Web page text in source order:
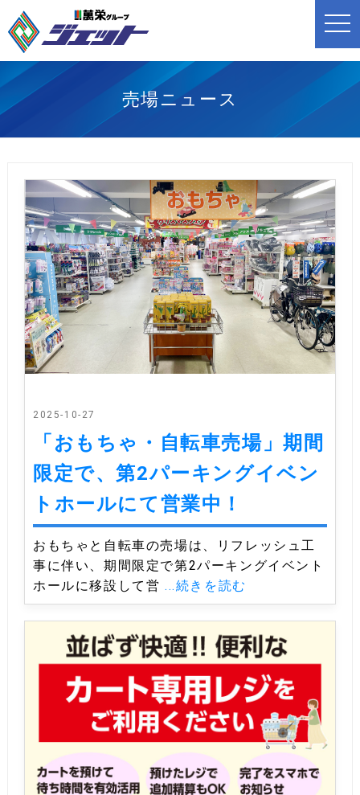
t
o
n
g
売場ニュース
2025-10-27
「おもちゃ・自転車売場」期間
限定で、第2パーキングイベン
トホールにて営業中！
おもちゃと自転車の売場は、リフレッシュ工
事に伴い、期間限定で第2パーキングイベント
ホールに移設して営 ...続きを読む